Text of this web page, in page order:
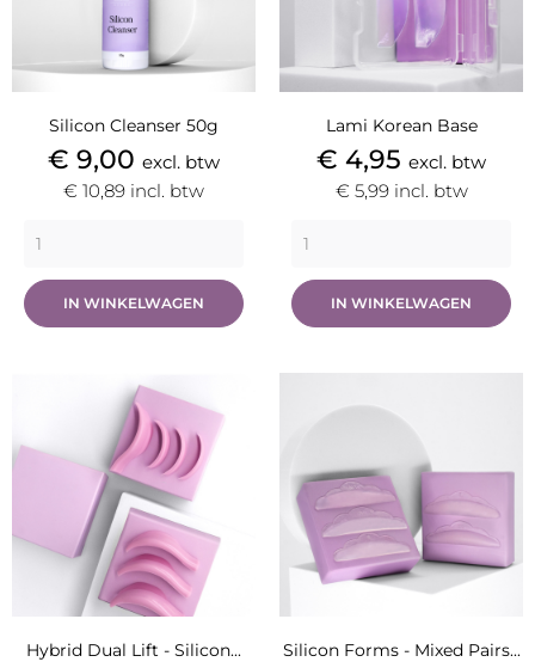
Silicon Cleanser 50g
Prijs
€ 9,00 excl. btw
€ 10,89 incl. btw
IN WINKELWAGEN
Lami Korean Base
Prijs
€ 4,95 excl. btw
€ 5,99 incl. btw
IN WINKELWAGEN
Hybrid Dual Lift - Silicon... Silicon Forms - Mixed Pairs...